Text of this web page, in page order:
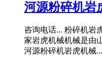
河源粉碎机岩
咨询电话... 粉碎机岩
家岩虎机械机械是由
河源粉碎机岩虎机械